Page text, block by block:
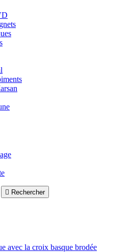
 Rechercher
avec la croix basque brodée